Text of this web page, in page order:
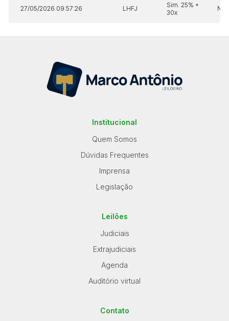
27/05/2026 09:57:26 LHFJ
Sim. 25% +
30x
Não
Institucional
Quem Somos
Dúvidas Frequentes
Imprensa
Legislação
Leilões
Judiciais
Extrajudiciais
Agenda
Auditório virtual
Contato